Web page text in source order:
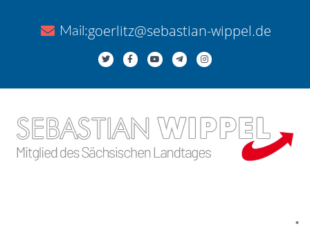
Mail:goerlitz@sebastian-wippel.de
.